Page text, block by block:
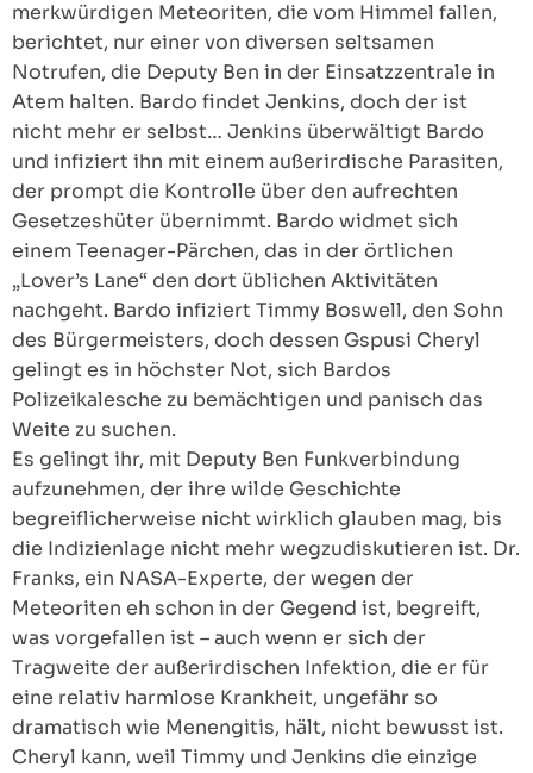
merkwürdigen Meteoriten, die vom Himmel fallen,
berichtet, nur einer von diversen seltsamen
Notrufen, die Deputy Ben in der Einsatzzentrale in
Atem halten. Bardo findet Jenkins, doch der ist
nicht mehr er selbst… Jenkins überwältigt Bardo
und infiziert ihn mit einem außerirdische Parasiten,
der prompt die Kontrolle über den aufrechten
Gesetzeshüter übernimmt. Bardo widmet sich
einem Teenager-Pärchen, das in der örtlichen
„Lover’s Lane“ den dort üblichen Aktivitäten
nachgeht. Bardo infiziert Timmy Boswell, den Sohn
des Bürgermeisters, doch dessen Gspusi Cheryl
gelingt es in höchster Not, sich Bardos
Polizeikalesche zu bemächtigen und panisch das
Weite zu suchen.
Es gelingt ihr, mit Deputy Ben Funkverbindung
aufzunehmen, der ihre wilde Geschichte
begreiflicherweise nicht wirklich glauben mag, bis
die Indizienlage nicht mehr wegzudiskutieren ist. Dr.
Franks, ein NASA-Experte, der wegen der
Meteoriten eh schon in der Gegend ist, begreift,
was vorgefallen ist – auch wenn er sich der
Tragweite der außerirdischen Infektion, die er für
eine relativ harmlose Krankheit, ungefähr so
dramatisch wie Menengitis, hält, nicht bewusst ist.
Cheryl kann, weil Timmy und Jenkins die einzige